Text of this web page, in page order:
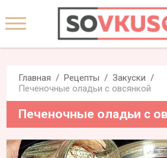
Главная Рецепты
Закуски
Печеночные оладьи с овсянкой
Печеночные оладьи с